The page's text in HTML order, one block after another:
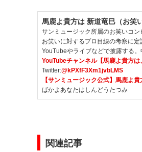
馬鹿よ貴方は 新道竜巳（お笑
サンミュージック所属のお笑いコ
お笑いに対するプロ目線の考察に
YouTubeやライブなどで披露する
YouTubeチャンネル【馬鹿よ貴方は
Twitter:@kPXfF3Xm1jvbLMS
【サンミュージック公式】馬鹿よ
ばかよあなたはしんどうたつみ
関連記事